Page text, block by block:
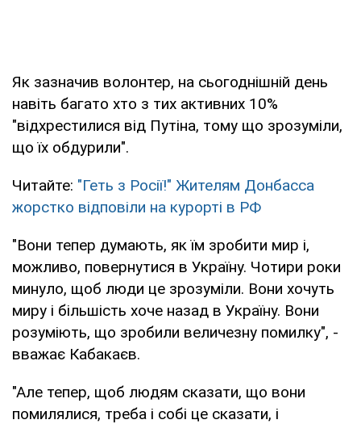
Як зазначив волонтер, на сьогоднішній день
навіть багато хто з тих активних 10%
"відхрестилися від Путіна, тому що зрозуміли,
що їх обдурили".
Читайте: "Геть з Росії!" Жителям Донбасса
жорстко відповіли на курорті в РФ
"Вони тепер думають, як їм зробити мир і,
можливо, повернутися в Україну. Чотири роки
минуло, щоб люди це зрозуміли. Вони хочуть
миру і більшість хоче назад в Україну. Вони
розуміють, що зробили величезну помилку", -
вважає Кабакаєв.
"Але тепер, щоб людям сказати, що вони
помилялися, треба і собі це сказати, і